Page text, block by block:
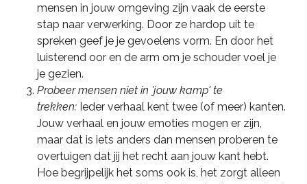
mensen in jouw omgeving zijn vaak de eerste
stap naar verwerking. Door ze hardop uit te
spreken geef je je gevoelens vorm. En door het
luisterend oor en de arm om je schouder voel je
je gezien.
Probeer mensen niet in 'jouw kamp' te
trekken: Ieder verhaal kent twee (of meer) kanten.
Jouw verhaal en jouw emoties mogen er zijn,
maar dat is iets anders dan mensen proberen te
overtuigen dat jij het recht aan jouw kant hebt.
Hoe begrijpelijk het soms ook is, het zorgt alleen